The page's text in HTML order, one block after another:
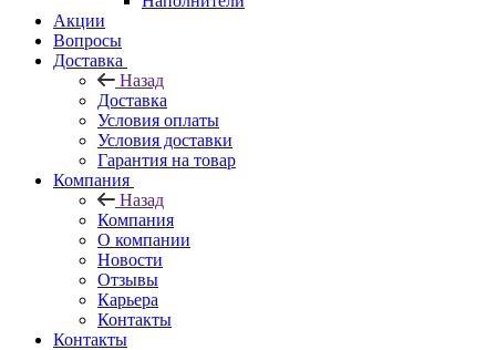
Акции
Вопросы
Доставка
Назад
Доставка
Условия оплаты
Условия доставки
Гарантия на товар
Компания
Назад
Компания
О компании
Новости
Отзывы
Карьера
Контакты
Контакты